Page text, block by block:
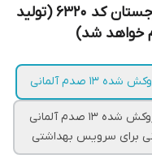
درب اتاق خواب و سرویس راش گرجستان کد ۶۳۲۰ (تولید
مغز روس روکش راش۸میل گرجستان روکش شده ۱۳ صدم آلمانی